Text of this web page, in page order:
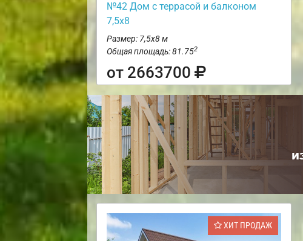
№42 Дом с террасой и балконом
7,5х8
Размер: 7,5х8 м
Общая площадь: 81.752
от 2663700
ХИТ ПРОДАЖ